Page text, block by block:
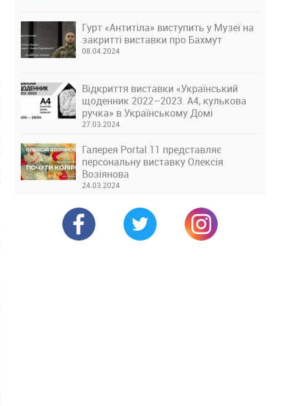
Гурт «Антитіла» виступить у Музеї на
закритті виставки про Бахмут
08.04.2024
Відкриття виставки «Український
щоденник 2022–2023. А4, кулькова
ручка» в Українському Домі
27.03.2024
Галерея Portal 11 представляє
персональну виставку Олексія
Возіянова
24.03.2024